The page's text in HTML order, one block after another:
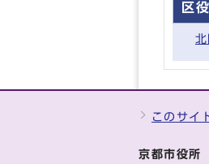
区
北
このサイ
京都市役所